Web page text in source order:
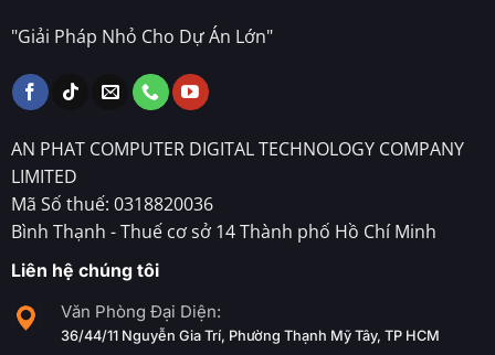
"Giải Pháp Nhỏ Cho Dự Án Lớn"
AN PHAT COMPUTER DIGITAL TECHNOLOGY COMPANY
LIMITED
Mã Số thuế: 0318820036
Bình Thạnh - Thuế cơ sở 14 Thành phố Hồ Chí Minh
Liên hệ chúng tôi
Văn Phòng Đại Diện:
36/44/11 Nguyễn Gia Trí, Phường Thạnh Mỹ Tây, TP HCM